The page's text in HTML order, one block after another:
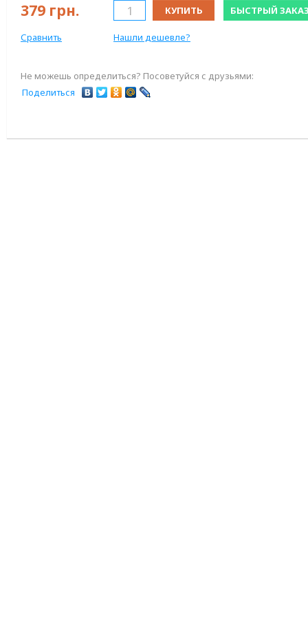
379 грн. КУПИТЬ БЫСТРЫЙ
Сравнить Нашли дешевле?
Не можешь определиться? Посоветуйся с друзьями:
Поделиться